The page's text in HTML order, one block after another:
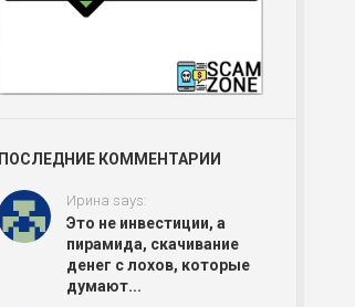
ПОСЛЕДНИЕ КОММЕНТАРИИ
Ирина says:
Это не инвестиции, а
пирамида, скачивание
денег с лохов, которые
думают...